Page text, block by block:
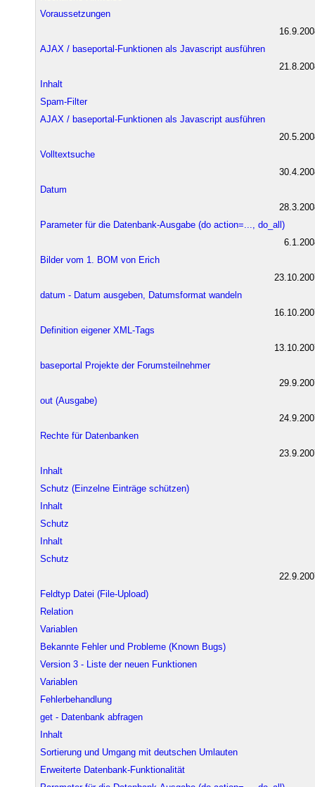
Voraussetzungen
AJAX / baseportal-Funktionen als Javascript ausführen
Inhalt
Spam-Filter
AJAX / baseportal-Funktionen als Javascript ausführen
Volltextsuche
Datum
Parameter für die Datenbank-Ausgabe (do action=..., do_all)
Bilder vom 1. BOM von Erich
datum - Datum ausgeben, Datumsformat wandeln
Definition eigener XML-Tags
baseportal Projekte der Forumsteilnehmer
out (Ausgabe)
Rechte für Datenbanken
Inhalt
Schutz (Einzelne Einträge schützen)
Inhalt
Schutz
Inhalt
Schutz
Feldtyp Datei (File-Upload)
Relation
Variablen
Bekannte Fehler und Probleme (Known Bugs)
Version 3 - Liste der neuen Funktionen
Variablen
Fehlerbehandlung
get - Datenbank abfragen
Inhalt
Sortierung und Umgang mit deutschen Umlauten
Erweiterte Datenbank-Funktionalität